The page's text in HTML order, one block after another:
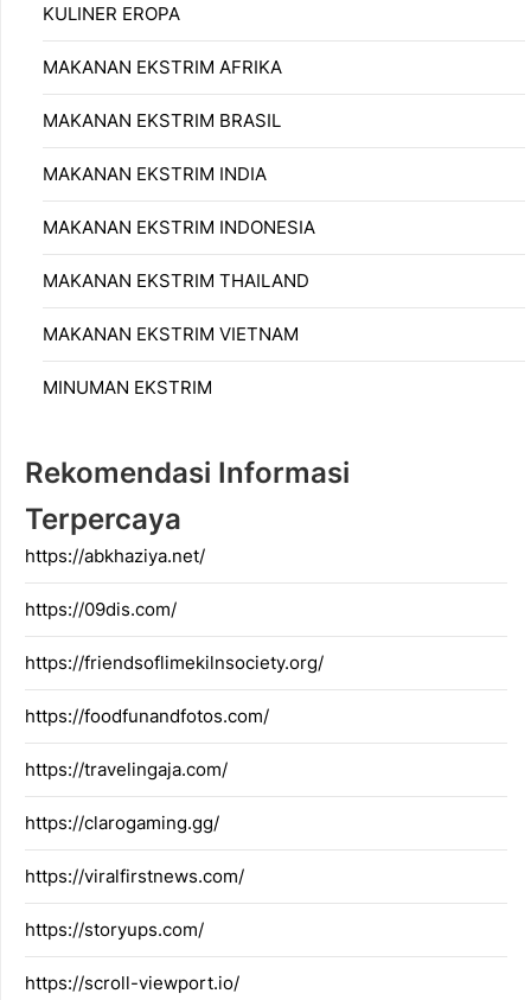
KULINER EROPA
MAKANAN EKSTRIM AFRIKA
MAKANAN EKSTRIM BRASIL
MAKANAN EKSTRIM INDIA
MAKANAN EKSTRIM INDONESIA
MAKANAN EKSTRIM THAILAND
MAKANAN EKSTRIM VIETNAM
MINUMAN EKSTRIM
Rekomendasi Informasi
Terpercaya
https://abkhaziya.net/
https://09dis.com/
https://friendsoflimekilnsociety.org/
https://foodfunandfotos.com/
https://travelingaja.com/
https://clarogaming.gg/
https://viralfirstnews.com/
https://storyups.com/
https://scroll-viewport.io/